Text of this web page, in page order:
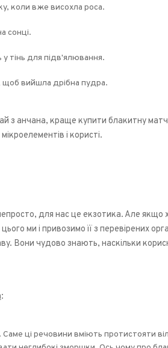
коли вже висохла роса.
сонці.
тінь для підв'ялювання.
вийшла дрібна пудра.
з анчана, краще купити блакитну
і користі.
для нас це екзотика. Але
ми і привозимо її з перевірених
Вони чудово знають, наскільки
:
ці речовини вміють протистояти